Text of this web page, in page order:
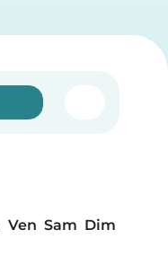
Ven Sam Dim